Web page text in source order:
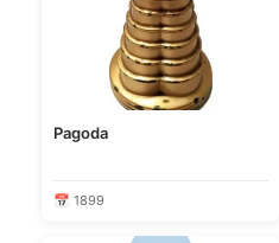
Pagoda
📅 1899